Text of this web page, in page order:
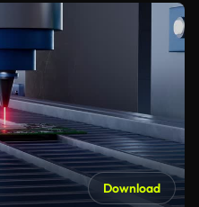
Download